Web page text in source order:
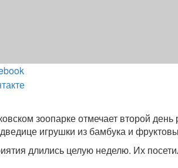
зоопарке отмечает второй
игрушки из бамбука и
длились целую неделю. Их